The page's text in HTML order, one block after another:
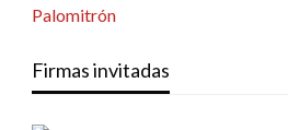
Firmas invitadas